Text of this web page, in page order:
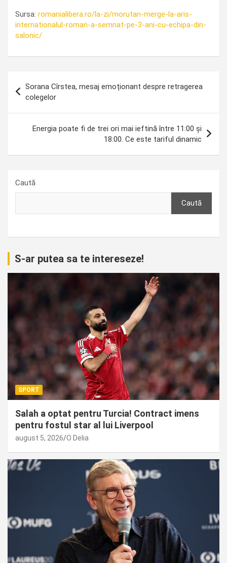
Sursa: romanialibera.ro/la-zi/morutan-merge-la-aris-
internationalul-roman-a-semnat-pe-3-ani-cu-echipa-din-
salonic/
în
articole
Sorana Cîrstea, mesaj emoționant despre retragerea
colegelor
Energia poate fi de trei ori mai ieftină între 11:00 și
18:00. Ce este tariful dinamic
Caută
Caută
S-ar putea sa te intereseze!
SPORT
Salah a optat pentru Turcia! Contract imens
pentru fostul star al lui Liverpool
august 5, 2026 O Delia